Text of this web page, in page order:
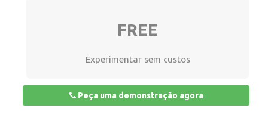
FREE
Experimentar sem custos
Peça uma demonstração agora